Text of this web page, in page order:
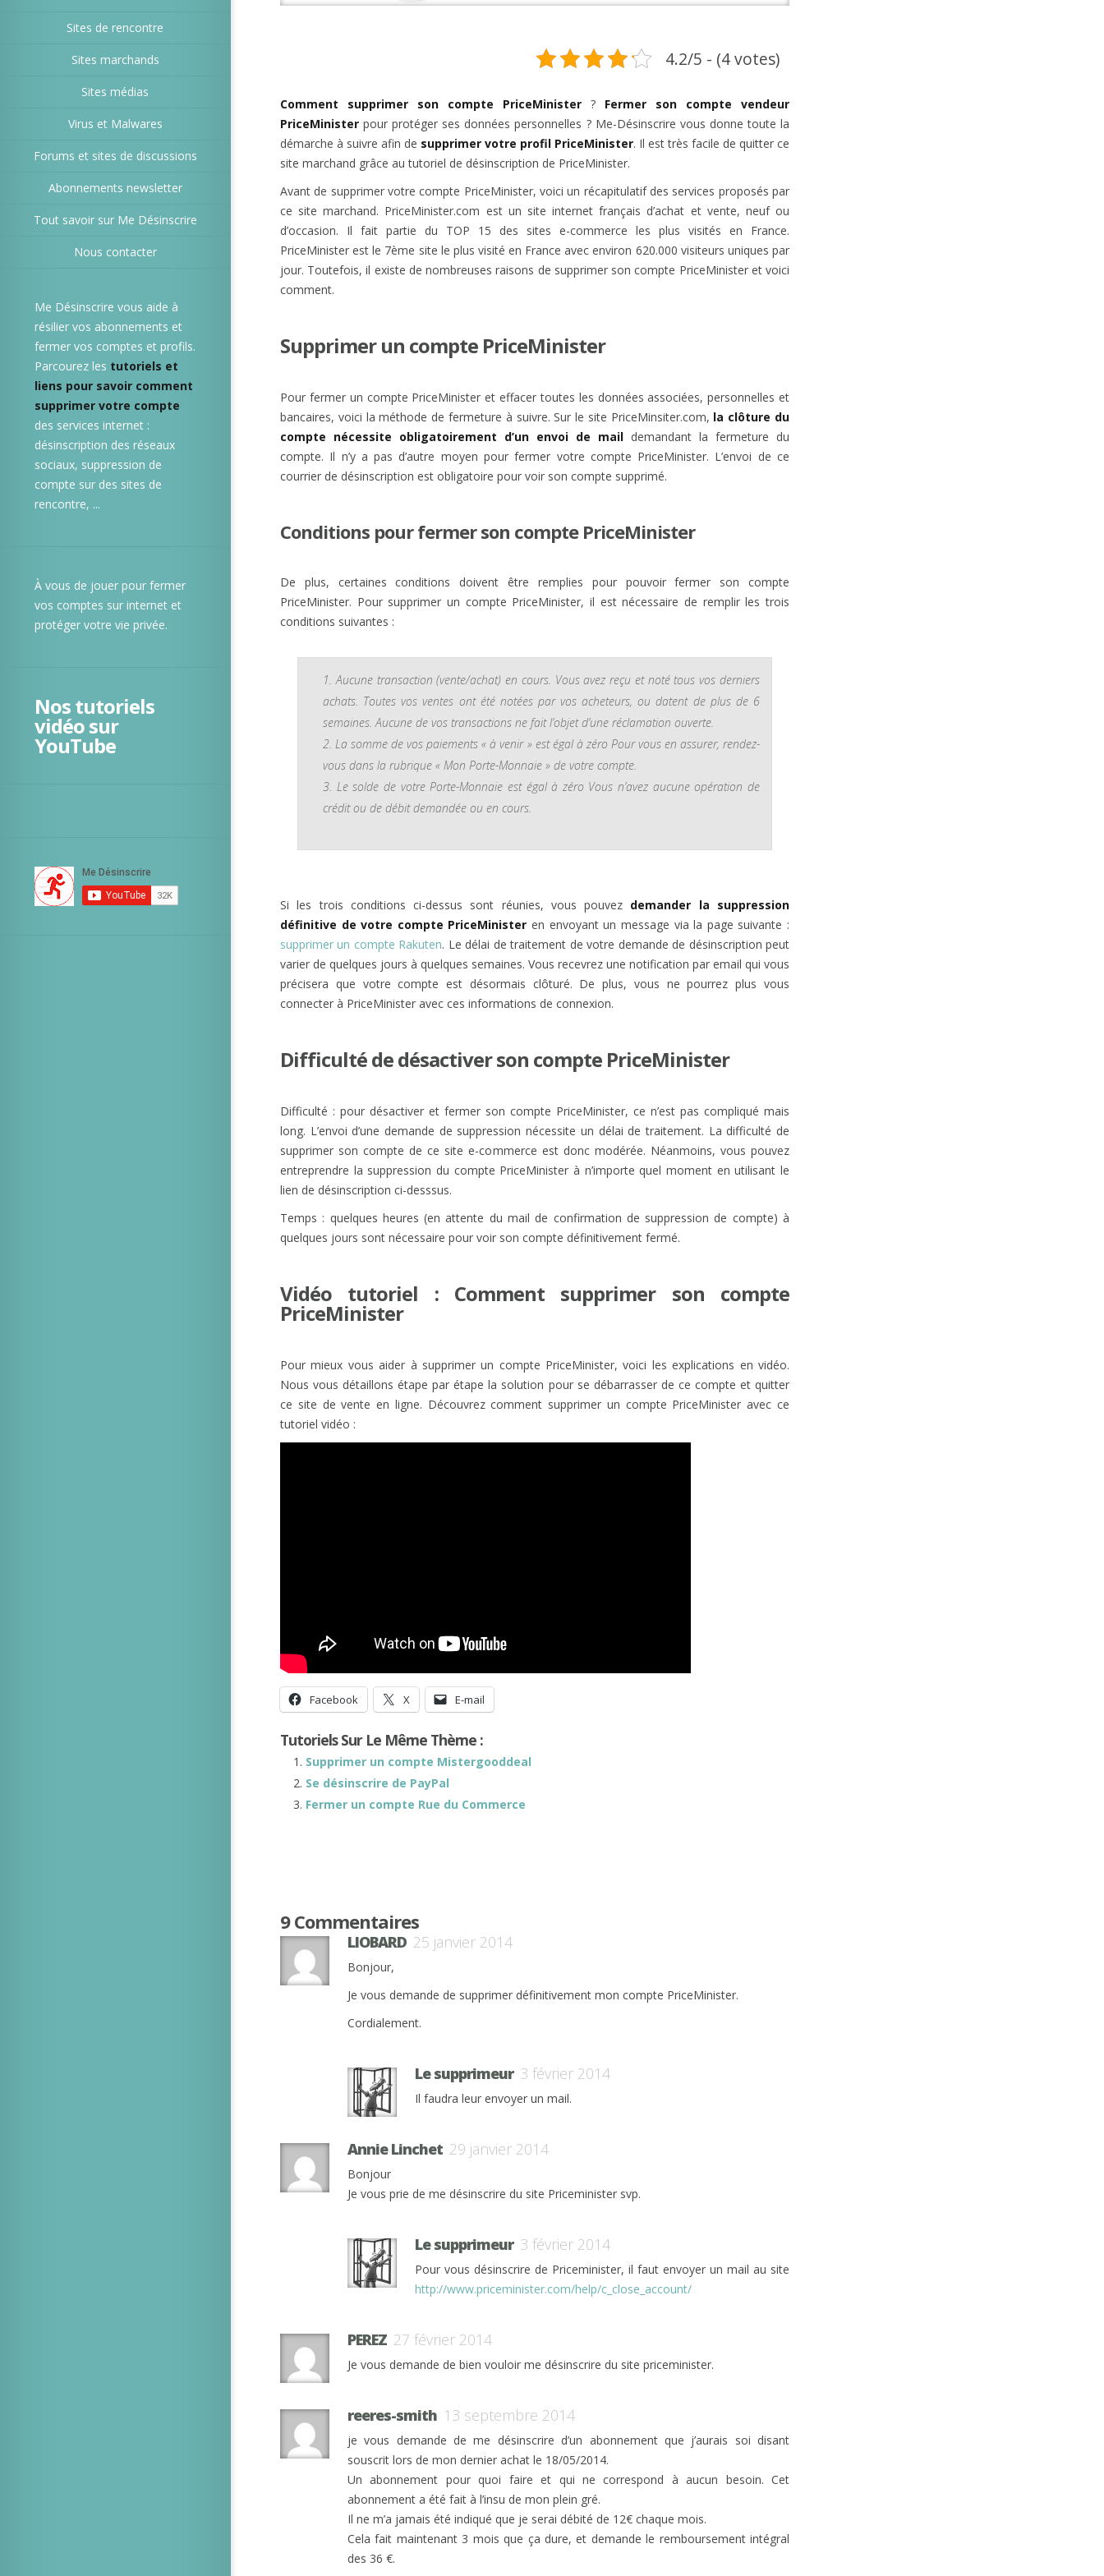
Sites de rencontre
Sites marchands
Sites médias
Virus et Malwares
Forums et sites de discussions
Abonnements newsletter
Tout savoir sur Me Désinscrire
Nous contacter
Me Désinscrire vous aide à
résilier vos abonnements et
fermer vos comptes et profils.
Parcourez les tutoriels et
liens pour savoir comment
supprimer votre compte
des services internet :
désinscription des réseaux
sociaux, suppression de
compte sur des sites de
rencontre, ...
À vous de jouer pour fermer
vos comptes sur internet et
protéger votre vie privée.
Nos tutoriels
vidéo sur
YouTube
4.2/5 - (4 votes)
Comment supprimer son compte PriceMinister ? Fermer son compte vendeur
PriceMinister pour protéger ses données personnelles ? Me-Désinscrire vous donne toute la
démarche à suivre afin de supprimer votre profil PriceMinister. Il est très facile de quitter ce
site marchand grâce au tutoriel de désinscription de PriceMinister.
Avant de supprimer votre compte PriceMinister, voici un récapitulatif des services proposés par
ce site marchand. PriceMinister.com est un site internet français d’achat et vente, neuf ou
d’occasion. Il fait partie du TOP 15 des sites e-commerce les plus visités en France.
PriceMinister est le 7ème site le plus visité en France avec environ 620.000 visiteurs uniques par
jour. Toutefois, il existe de nombreuses raisons de supprimer son compte PriceMinister et voici
comment.
Supprimer un compte PriceMinister
Pour fermer un compte PriceMinister et effacer toutes les données associées, personnelles et
bancaires, voici la méthode de fermeture à suivre. Sur le site PriceMinsiter.com, la clôture du
compte nécessite obligatoirement d’un envoi de mail demandant la fermeture du
compte. Il n’y a pas d’autre moyen pour fermer votre compte PriceMinister. L’envoi de ce
courrier de désinscription est obligatoire pour voir son compte supprimé.
Conditions pour fermer son compte PriceMinister
De plus, certaines conditions doivent être remplies pour pouvoir fermer son compte
PriceMinister. Pour supprimer un compte PriceMinister, il est nécessaire de remplir les trois
conditions suivantes :
Aucune transaction (vente/achat) en cours. Vous avez reçu et noté tous vos derniers
achats. Toutes vos ventes ont été notées par vos acheteurs, ou datent de plus de 6
semaines. Aucune de vos transactions ne fait l’objet d’une réclamation ouverte.
La somme de vos paiements « à venir » est égal à zéro Pour vous en assurer, rendez-
vous dans la rubrique « Mon Porte-Monnaie » de votre compte.
Le solde de votre Porte-Monnaie est égal à zéro Vous n’avez aucune opération de
crédit ou de débit demandée ou en cours.
Si les trois conditions ci-dessus sont réunies, vous pouvez demander la suppression
définitive de votre compte PriceMinister en envoyant un message via la page suivante :
supprimer un compte Rakuten. Le délai de traitement de votre demande de désinscription peut
varier de quelques jours à quelques semaines. Vous recevrez une notification par email qui vous
précisera que votre compte est désormais clôturé. De plus, vous ne pourrez plus vous
connecter à PriceMinister avec ces informations de connexion.
Difficulté de désactiver son compte PriceMinister
Difficulté : pour désactiver et fermer son compte PriceMinister, ce n’est pas compliqué mais
long. L’envoi d’une demande de suppression nécessite un délai de traitement. La difficulté de
supprimer son compte de ce site e-commerce est donc modérée. Néanmoins, vous pouvez
entreprendre la suppression du compte PriceMinister à n’importe quel moment en utilisant le
lien de désinscription ci-desssus.
Temps : quelques heures (en attente du mail de confirmation de suppression de compte) à
quelques jours sont nécessaire pour voir son compte définitivement fermé.
Vidéo tutoriel : Comment supprimer son compte
PriceMinister
Pour mieux vous aider à supprimer un compte PriceMinister, voici les explications en vidéo.
Nous vous détaillons étape par étape la solution pour se débarrasser de ce compte et quitter
ce site de vente en ligne. Découvrez comment supprimer un compte PriceMinister avec ce
tutoriel vidéo :
Facebook X E-mail
Tutoriels Sur Le Même Thème :
Supprimer un compte Mistergooddeal
Se désinscrire de PayPal
Fermer un compte Rue du Commerce
9 Commentaires
LIOBARD 25 janvier 2014
Bonjour,
Je vous demande de supprimer définitivement mon compte PriceMinister.
Cordialement.
Le supprimeur 3 février 2014
Il faudra leur envoyer un mail.
Annie Linchet 29 janvier 2014
Bonjour
Je vous prie de me désinscrire du site Priceminister svp.
Le supprimeur 3 février 2014
Pour vous désinscrire de Priceminister, il faut envoyer un mail au site
http://www.priceminister.com/help/c_close_account/
PEREZ 27 février 2014
Je vous demande de bien vouloir me désinscrire du site priceminister.
reeres-smith 13 septembre 2014
je vous demande de me désinscrire d’un abonnement que j’aurais soi disant
souscrit lors de mon dernier achat le 18/05/2014.
Un abonnement pour quoi faire et qui ne correspond à aucun besoin. Cet
abonnement a été fait à l’insu de mon plein gré.
Il ne m’a jamais été indiqué que je serai débité de 12€ chaque mois.
Cela fait maintenant 3 mois que ça dure, et demande le remboursement intégral
des 36 €.